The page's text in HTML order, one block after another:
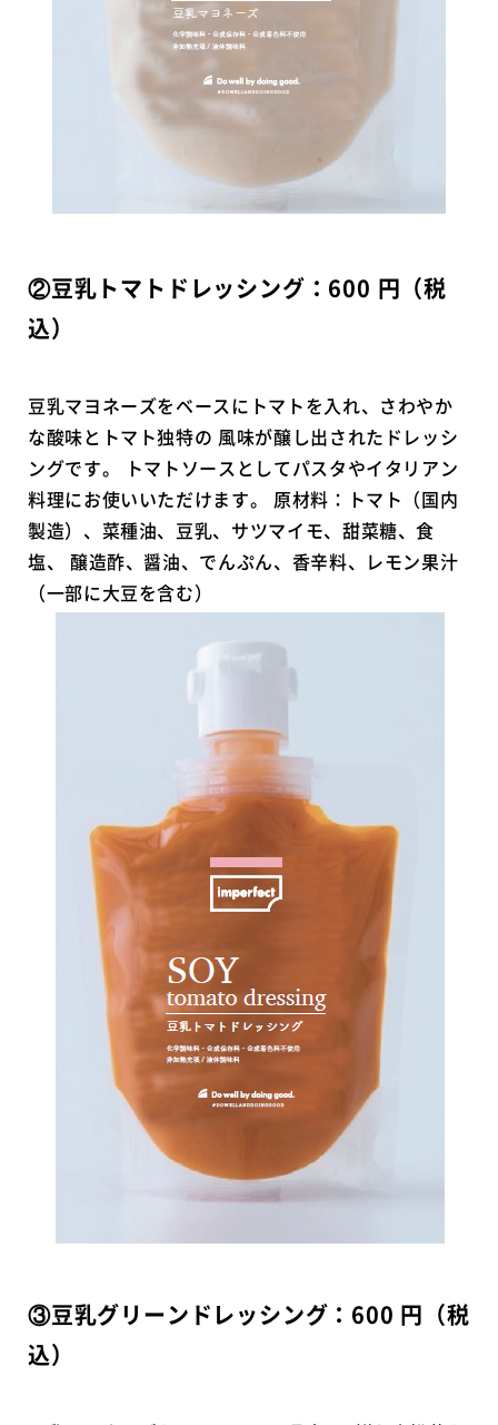
②豆乳トマトドレッシング：600 円（税
込）
豆乳マヨネーズをベースにトマトを入れ、さわやか
な酸味とトマト独特の 風味が醸し出されたドレッシ
ングです。 トマトソースとしてパスタやイタリアン
料理にお使いいただけます。 原材料：トマト（国内
製造）、菜種油、豆乳、サツマイモ、甜菜糖、食
塩、 醸造酢、醤油、でんぷん、香辛料、レモン果汁
（一部に大豆を含む）
③豆乳グリーンドレッシング：600 円（税
込）